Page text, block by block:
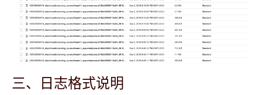
三、日志格式说明